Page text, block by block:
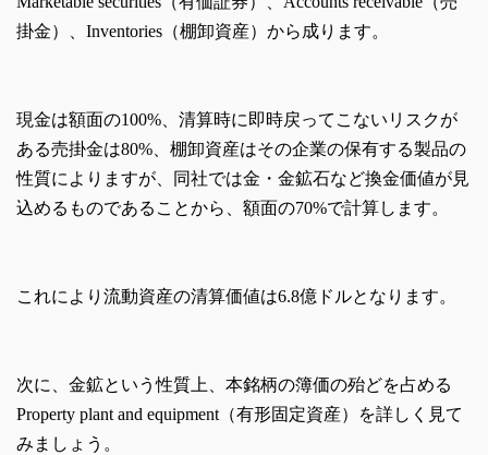
掛金）、Inventories（棚卸資産）から成ります。
現金は額面の100%、清算時に即時戻ってこないリスクが
ある売掛金は80%、棚卸資産はその企業の保有する製品の
性質によりますが、同社では金・金鉱石など換金価値が見
込めるものであることから、額面の70%で計算します。
これにより流動資産の清算価値は6.8億ドルとなります。
次に、金鉱という性質上、本銘柄の簿価の殆どを占める
Property plant and equipment（有形固定資産）を詳しく見て
みましょう。